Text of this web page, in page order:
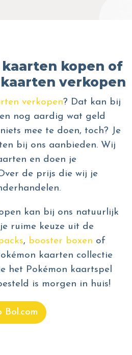
kopen of
verkopen
verkopen? Dat kan bij
nog aardig wat geld
mee te doen, toch? Je
bij ons aanbieden. Wij
en doen je
de prijs die wij je
kan bij ons natuurlijk
ruime keuze uit de
, booster boxen of
kaarten collectie
het Pokémon kaartspel
is morgen in huis!
Bol.com